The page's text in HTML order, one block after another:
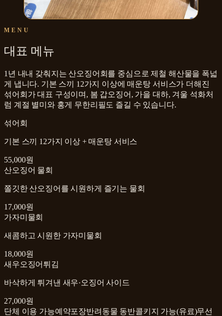
MENU
대표 메뉴
1년 내내 갖춰지는 산오징어회를 중심으로 제철 해산물을 폭넓
게 냅니다. 기본 스끼 12가지 이상에 매운탕 서비스가 더해진
섞어회가 대표 구성이며, 봄 갑오징어, 가을 대하, 겨울 석화처
럼 계절 별미와 홍게 무한리필도 즐길 수 있습니다.
섞어회
기본 스끼 12가지 이상 + 매운탕 서비스
55,000원
산오징어 물회
쫄깃한 산오징어를 시원하게 즐기는 물회
17,000원
가자미물회
새콤하고 시원한 가자미물회
18,000원
새우오징어튀김
바삭하게 튀겨낸 새우·오징어 사이드
27,000원
단체 이용 가능예약포장반려동물 동반콜키지 가능(유료)무선